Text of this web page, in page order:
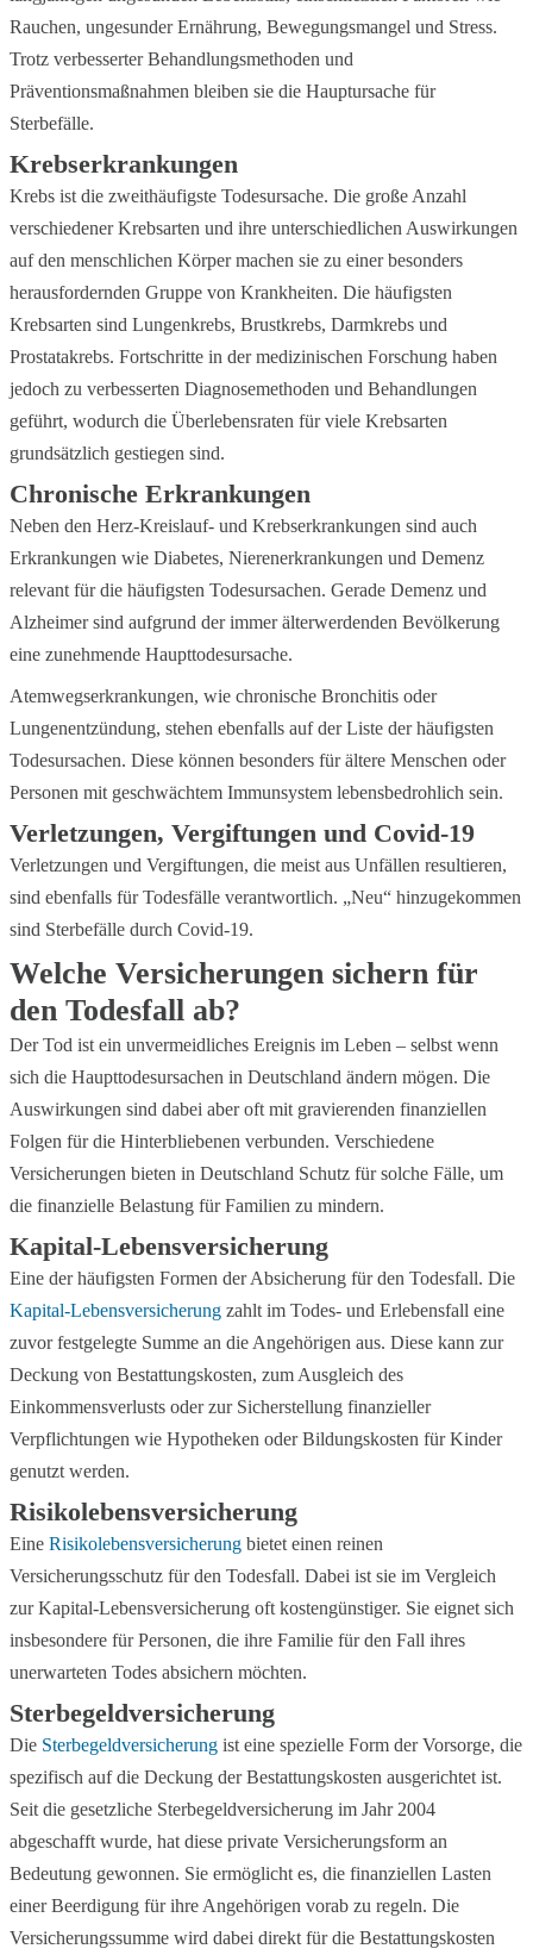
Rauchen, ungesunder Ernährung, Bewegungsmangel und Stress.
Trotz verbesserter Behandlungsmethoden und
Präventionsmaßnahmen bleiben sie die Hauptursache für
Sterbefälle.
Krebserkrankungen
Krebs ist die zweithäufigste Todesursache. Die große Anzahl
verschiedener Krebsarten und ihre unterschiedlichen Auswirkungen
auf den menschlichen Körper machen sie zu einer besonders
herausfordernden Gruppe von Krankheiten. Die häufigsten
Krebsarten sind Lungenkrebs, Brustkrebs, Darmkrebs und
Prostatakrebs. Fortschritte in der medizinischen Forschung haben
jedoch zu verbesserten Diagnosemethoden und Behandlungen
geführt, wodurch die Überlebensraten für viele Krebsarten
grundsätzlich gestiegen sind.
Chronische Erkrankungen
Neben den Herz-Kreislauf- und Krebserkrankungen sind auch
Erkrankungen wie Diabetes, Nierenerkrankungen und Demenz
relevant für die häufigsten Todesursachen. Gerade Demenz und
Alzheimer sind aufgrund der immer älterwerdenden Bevölkerung
eine zunehmende Haupttodesursache.
Atemwegserkrankungen, wie chronische Bronchitis oder
Lungenentzündung, stehen ebenfalls auf der Liste der häufigsten
Todesursachen. Diese können besonders für ältere Menschen oder
Personen mit geschwächtem Immunsystem lebensbedrohlich sein.
Verletzungen, Vergiftungen und Covid-19
Verletzungen und Vergiftungen, die meist aus Unfällen resultieren,
sind ebenfalls für Todesfälle verantwortlich. „Neu“ hinzugekommen
sind Sterbefälle durch Covid-19.
Welche Versicherungen sichern für
den Todesfall ab?
Der Tod ist ein unvermeidliches Ereignis im Leben – selbst wenn
sich die Haupttodesursachen in Deutschland ändern mögen. Die
Auswirkungen sind dabei aber oft mit gravierenden finanziellen
Folgen für die Hinterbliebenen verbunden. Verschiedene
Versicherungen bieten in Deutschland Schutz für solche Fälle, um
die finanzielle Belastung für Familien zu mindern.
Kapital-Lebensversicherung
Eine der häufigsten Formen der Absicherung für den Todesfall. Die
Kapital-Lebensversicherung zahlt im Todes- und Erlebensfall eine
zuvor festgelegte Summe an die Angehörigen aus. Diese kann zur
Deckung von Bestattungskosten, zum Ausgleich des
Einkommensverlusts oder zur Sicherstellung finanzieller
Verpflichtungen wie Hypotheken oder Bildungskosten für Kinder
genutzt werden.
Risikolebensversicherung
Eine Risikolebensversicherung bietet einen reinen
Versicherungsschutz für den Todesfall. Dabei ist sie im Vergleich
zur Kapital-Lebensversicherung oft kostengünstiger. Sie eignet sich
insbesondere für Personen, die ihre Familie für den Fall ihres
unerwarteten Todes absichern möchten.
Sterbegeldversicherung
Die Sterbegeldversicherung ist eine spezielle Form der Vorsorge, die
spezifisch auf die Deckung der Bestattungskosten ausgerichtet ist.
Seit die gesetzliche Sterbegeldversicherung im Jahr 2004
abgeschafft wurde, hat diese private Versicherungsform an
Bedeutung gewonnen. Sie ermöglicht es, die finanziellen Lasten
einer Beerdigung für ihre Angehörigen vorab zu regeln. Die
Versicherungssumme wird dabei direkt für die Bestattungskosten